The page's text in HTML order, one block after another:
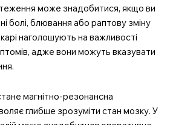
може знадобитися, якщо ви
болі, блювання або раптову зміну
наголошують на важливості
адже вони можуть вказувати
магнітно-резонансна
глибше зрозуміти стан мозку. У